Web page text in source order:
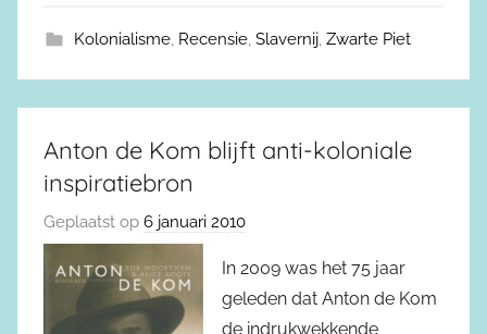
Kolonialisme, Recensie, Slavernij, Zwarte Piet
Anton de Kom blijft anti-koloniale
inspiratiebron
Geplaatst op 6 januari 2010
In 2009 was het 75 jaar
geleden dat Anton de Kom
de indrukwekkende